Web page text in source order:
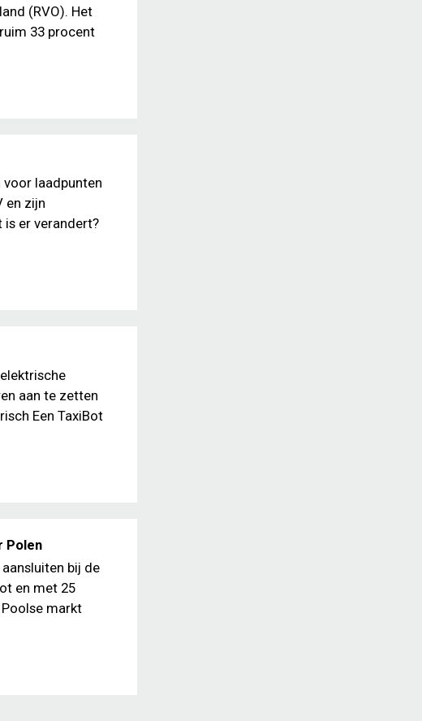
(RVO). Het
33 procent
voor laadpunten
en zijn
er verandert?
aan te zetten
Een TaxiBot
Polen
bij de
en met 25
markt